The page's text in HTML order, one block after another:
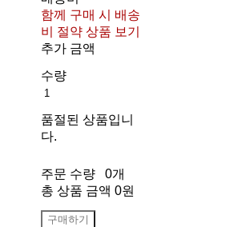
함께 구매 시 배송
비 절약 상품 보기
추가 금액
수량
품절된 상품입니
다.
주문 수량
0개
총 상품 금액 0원
구매하기